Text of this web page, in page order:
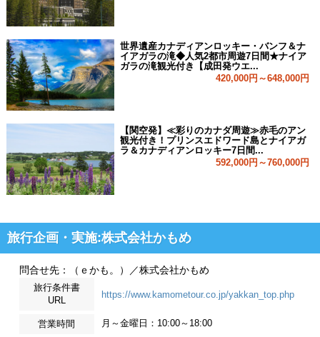
世界遺産カナディアンロッキー・バンフ＆ナ
イアガラの滝◆人気2都市周遊7日間★ナイア
ガラの滝観光付き【成田発ウエ...
420,000円～648,000円
【関空発】≪彩りのカナダ周遊≫赤毛のアン
観光付き！プリンスエドワード島とナイアガ
ラ＆カナディアンロッキー7日間...
592,000円～760,000円
旅行企画・実施:株式会社かもめ
問合せ先：（ｅかも。）／株式会社かもめ
旅行条件書
URL
https://www.kamometour.co.jp/yakkan_top.php
営業時間 月～金曜日：10:00～18:00